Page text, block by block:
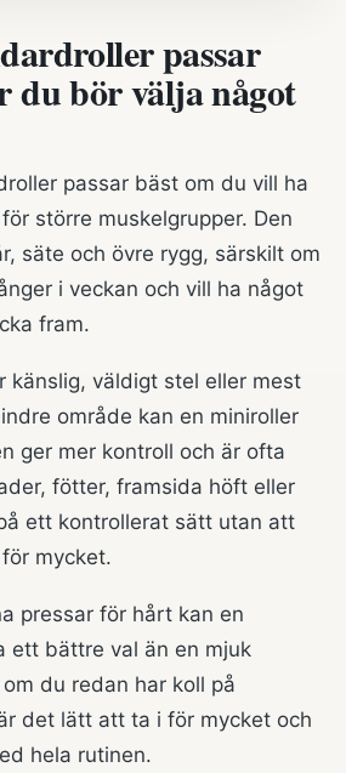
passar
du bör välja något
passar bäst om du vill ha
större muskelgrupper. Den
säte och övre rygg, särskilt om
i veckan och vill ha något
fram.
känslig, väldigt stel eller mest
område kan en miniroller
ger mer kontroll och är ofta
fötter, framsida höft eller
ett kontrollerat sätt utan att
mycket.
pressar för hårt kan en
ett bättre val än en mjuk
du redan har koll på
det lätt att ta i för mycket och
hela rutinen.